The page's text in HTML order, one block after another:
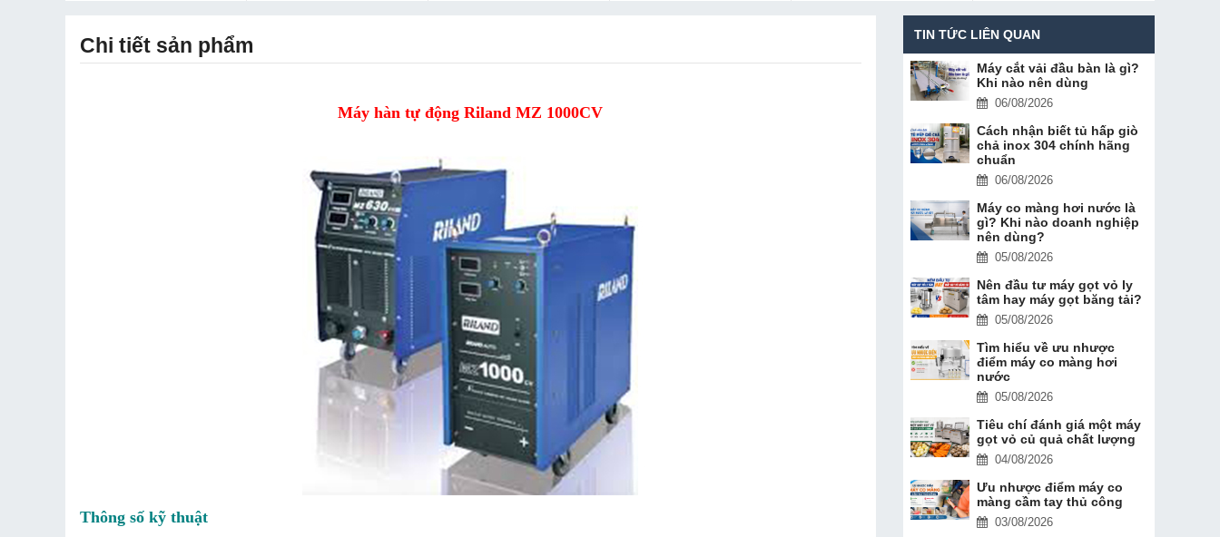
Chi tiết sản phẩm
Máy hàn tự động Riland MZ 1000CV
Thông số kỹ thuật
TIN TỨC LIÊN QUAN
Máy cắt vải đầu bàn là gì?
Khi nào nên dùng
06/08/2026
Cách nhận biết tủ hấp giò
chả inox 304 chính hãng
chuẩn
06/08/2026
Máy co màng hơi nước là
gì? Khi nào doanh nghiệp
nên dùng?
05/08/2026
Nên đầu tư máy gọt vỏ ly
tâm hay máy gọt băng tải?
05/08/2026
Tìm hiểu về ưu nhược
điểm máy co màng hơi
nước
05/08/2026
Tiêu chí đánh giá một máy
gọt vỏ củ quả chất lượng
04/08/2026
Ưu nhược điểm máy co
màng cầm tay thủ công
03/08/2026